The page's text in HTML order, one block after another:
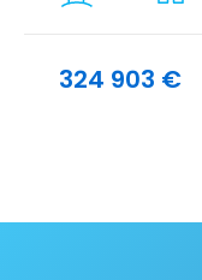
324 903 €